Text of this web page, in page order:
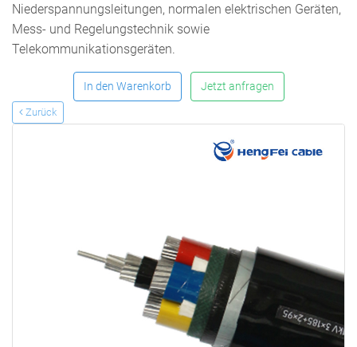
Niederspannungsleitungen, normalen elektrischen Geräten,
Mess- und Regelungstechnik sowie
Telekommunikationsgeräten.
In den Warenkorb Jetzt anfragen
Zurück